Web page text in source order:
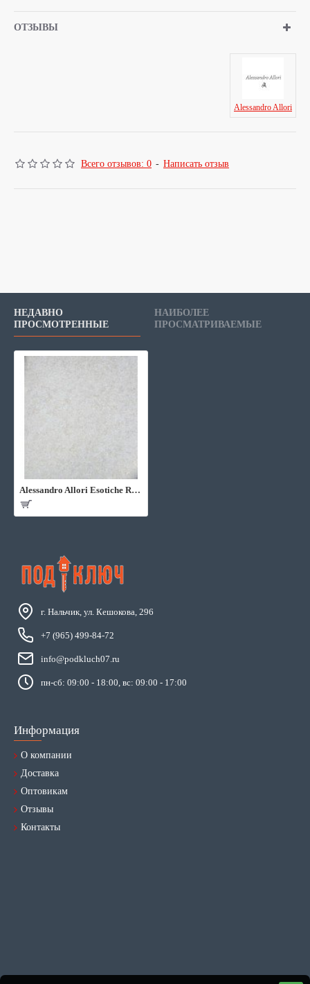
ОТЗЫВЫ
Alessandro Allori
Всего отзывов: 0 - Написать отзыв
НЕДАВНО
ПРОСМОТРЕННЫЕ
НАИБОЛЕЕ
ПРОСМАТРИВАЕМЫЕ
Alessandro Allori Esotiche RJC4003-6
г. Нальчик, ул. Кешокова, 296
+7 (965) 499-84-72
info@podkluch07.ru
пн-сб: 09:00 - 18:00, вс: 09:00 - 17:00
Информация
О компании
Доставка
Оптовикам
Отзывы
Контакты